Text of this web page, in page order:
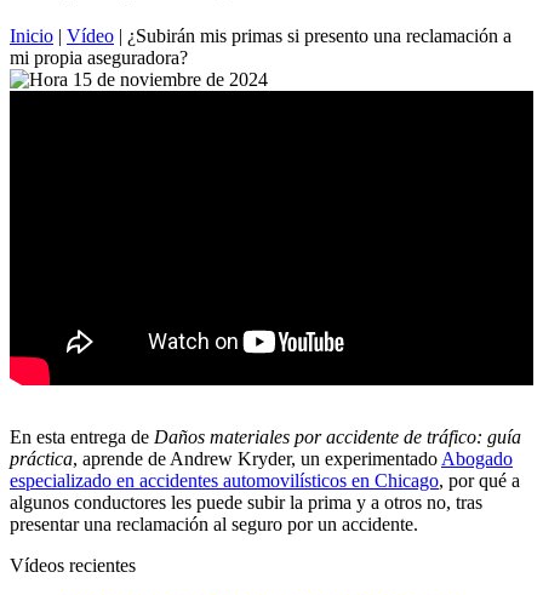
Inicio | Vídeo | ¿Subirán mis primas si presento una reclamación a
mi propia aseguradora?
15 de noviembre de 2024
En esta entrega de Daños materiales por accidente de tráfico: guía
práctica, aprende de Andrew Kryder, un experimentadoAbogado
especializado en accidentes automovilísticos en Chicago, por qué a
algunos conductores les puede subir la prima y a otros no, tras
presentar una reclamación al seguro por un accidente.
Vídeos recientes